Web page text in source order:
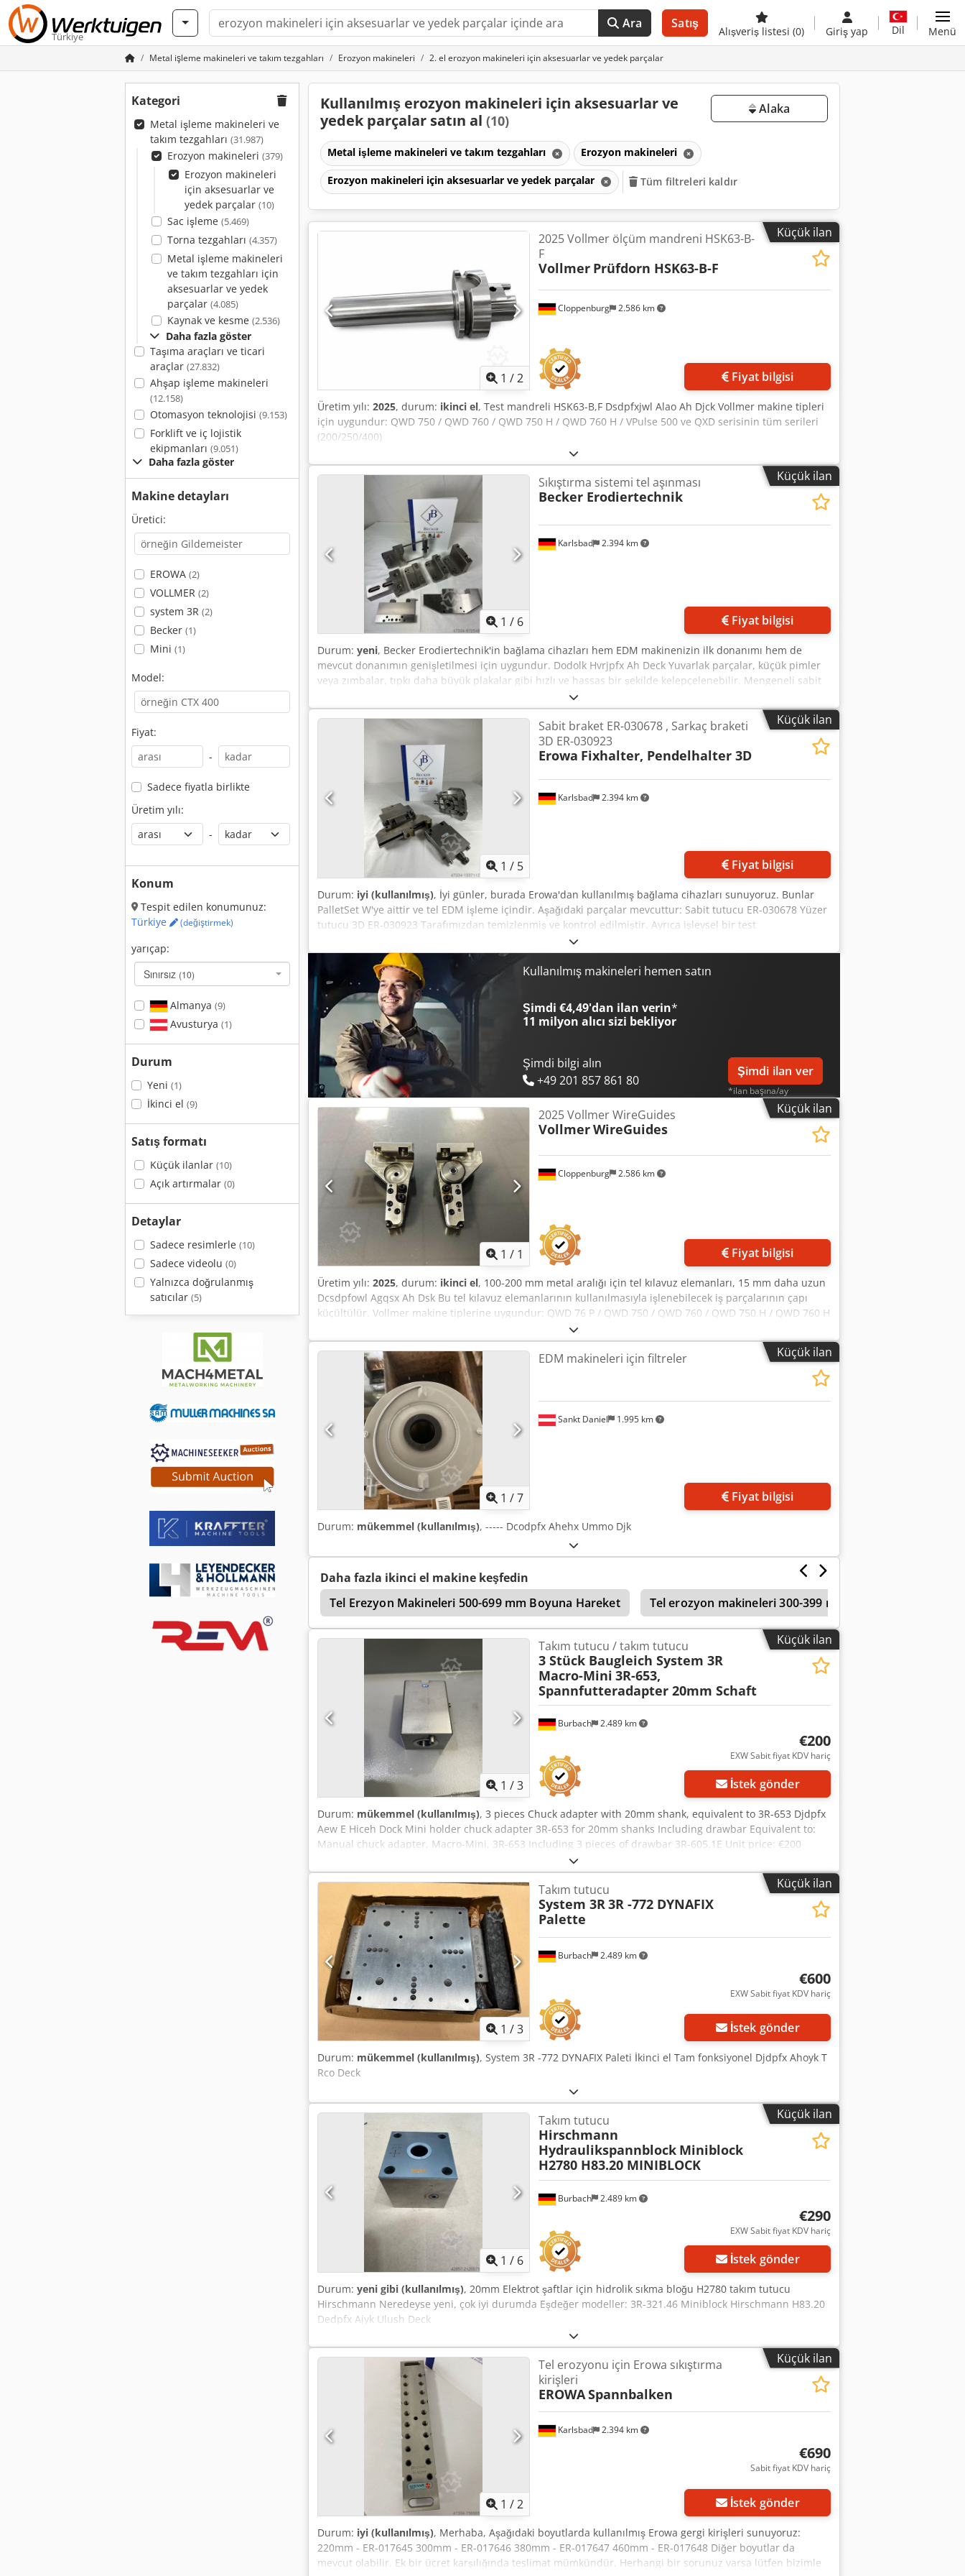
Türkiye
Ara Satış
Alışveriş listesi (0) Giriş yap Dil Menü
Metal işleme makineleri ve takım tezgahları Erozyon makineleri 2. el erozyon makineleri için aksesuarlar ve yedek parçalar
Kategori
Metal işleme makineleri ve
takım tezgahları (31.987)
Erozyon makineleri (379)
Erozyon makineleri
için aksesuarlar ve
yedek parçalar (10)
Sac işleme (5.469)
Torna tezgahları (4.357)
Metal işleme makineleri
ve takım tezgahları için
aksesuarlar ve yedek
parçalar (4.085)
Kaynak ve kesme (2.536)
Daha fazla göster
Taşıma araçları ve ticari
araçlar (27.832)
Ahşap işleme makineleri
(12.158)
Otomasyon teknolojisi (9.153)
Forklift ve iç lojistik
ekipmanları (9.051)
Daha fazla göster
Makine detayları
Üretici:
EROWA (2)
VOLLMER (2)
system 3R (2)
Becker (1)
Mini (1)
Model:
Fiyat:
-
Sadece fiyatla birlikte
Üretim yılı:
-
Konum
Tespit edilen konumunuz:
Türkiye
(değiştirmek)
yarıçap:
Sınırsız (10)
Almanya (9)
Avusturya (1)
Durum
Yeni (1)
İkinci el (9)
Satış formatı
Küçük ilanlar (10)
Açık artırmalar (0)
Detaylar
Sadece resimlerle (10)
Sadece videolu (0)
Yalnızca doğrulanmış
satıcılar (5)
Kullanılmış erozyon makineleri için aksesuarlar ve
yedek parçalar satın al (10)
Alaka
Metal işleme makineleri ve takım tezgahları Erozyon makineleri
Erozyon makineleri için aksesuarlar ve yedek parçalar Tüm filtreleri kaldır
Küçük ilan
1 /2
Cloppenburg 2.586 km
2025 Vollmer ölçüm mandreni HSK63-B-
F
Vollmer Prüfdorn HSK63-B-F
Fiyat bilgisi
Üretim yılı: 2025, durum: ikinci el, Test mandreli HSK63-B,F Dsdpfxjwl Alao Ah Djck Vollmer makine tipleri
için uygundur: QWD 750 / QWD 760 / QWD 750 H / QWD 760 H / VPulse 500 ve QXD serisinin tüm serileri
(200/250/400)
Küçük ilan
1 / 6
Karlsbad 2.394 km
Sıkıştırma sistemi tel aşınması
Becker Erodiertechnik
Fiyat bilgisi
Durum: yeni, Becker Erodiertechnik'in bağlama cihazları hem EDM makinenizin ilk donanımı hem de
mevcut donanımın genişletilmesi için uygundur. Dodolk Hvrjpfx Ah Deck Yuvarlak parçalar, küçük pimler
veya zımbalar, tıpkı daha büyük plakalar gibi hızlı ve hassas bir şekilde kelepçelenebilir. Mengeneli sabit
tutucudan sarkaç fonksiyonlu bağlama kirişine kadar her şeyi Karlsbad'daki tesisimizde kendimiz
üretiyoruz. Diğer arayüzlere veya sistemlere uyarlamalar mümkündür. Ürünlerimizi paslanmaz çelikten
üretiyor ve sertleştiriyoruz. Herhangi bir sorunuz varsa veya teknik yardıma ihtiyacınız varsa lütfen bizimle
iletişime geçmekten çekinmeyin.
Küçük ilan
1 / 5
Karlsbad 2.394 km
Sabit braket ER-030678 , Sarkaç braketi
3D ER-030923
Erowa Fixhalter, Pendelhalter 3D
Fiyat bilgisi
Durum: iyi (kullanılmış), İyi günler, burada Erowa'dan kullanılmış bağlama cihazları sunuyoruz. Bunlar
PalletSet W'ye aittir ve tel EDM işleme içindir. Aşağıdaki parçalar mevcuttur: Sabit tutucu ER-030678 Yüzer
tutucu 3D ER-030923 Tarafımızdan temizlenmiş ve kontrol edilmiştir. Ayrıca işlevsel bir test
gerçekleştirilmiştir. Sıkıştırma cihazlarında hafif kullanım izleri vardır ve teknik olarak çok iyi durumdadır.
Bireysel kabul de mümkündür. Yedek parçalar mevcuttur. Herhangi bir sorunuz mu var? O zaman
hizmetinizdeyiz. Dsdep Eb Dvepfx Ah Deck
Kullanılmış makineleri hemen satın
Şimdi €4,49'dan ilan verin*
11 milyon alıcı sizi bekliyor
Şimdi bilgi alın
+49 201 857 861 80
Şimdi ilan ver
*ilan başına/ay
Küçük ilan
1 / 1
Cloppenburg 2.586 km
2025 Vollmer WireGuides
VollmerWireGuides
Fiyat bilgisi
Üretim yılı: 2025, durum: ikinci el, 100-200 mm metal aralığı için tel kılavuz elemanları, 15 mm daha uzun
Dcsdpfowl Agqsx Ah Dsk Bu tel kılavuz elemanlarının kullanılmasıyla işlenebilecek iş parçalarının çapı
küçültülür. Vollmer makine tiplerine uygundur: QWD 76 P / QWD 750 / QWD 760 / QWD 750 H / QWD 760 H
Küçük ilan
1 /7
Sankt Daniel 1.995 km
EDM makineleri için filtreler
Fiyat bilgisi
Durum: mükemmel (kullanılmış), ----- Dcodpfx Ahehx Ummo Djk
Daha fazla ikinci el makine keşfedin
Tel Erezyon Makineleri 500-699 mm Boyuna Hareket
Tel erozyon makineleri 300-399 mm boyuna hareketli
Küçük ilan
1 /3
Burbach 2.489 km
Takım tutucu / takım tutucu
3 Stück Baugleich System 3R
Macro-Mini 3R-653,
Spannfutteradapter 20mm Schaft
€200
EXW Sabit fiyat KDV hariç
İstek gönder
Durum: mükemmel (kullanılmış), 3 pieces Chuck adapter with 20mm shank, equivalent to 3R-653 Djdpfx
Aew E Hiceh Dock Mini holder chuck adapter 3R-653 for 20mm shanks Including drawbar Equivalent to:
Manual chuck adapter, Macro-Mini, 3R-653 Including 3 pieces of drawbar 3R-605.1E Unit price: €200
Küçük ilan
1 /3
Burbach 2.489 km
Takım tutucu
System 3R3R -772 DYNAFIX
Palette
€600
EXW Sabit fiyat KDV hariç
İstek gönder
Durum: mükemmel (kullanılmış), System 3R -772 DYNAFIX Paleti İkinci el Tam fonksiyonel Djdpfx Ahoyk T
Rco Deck
Küçük ilan
1 / 6
Burbach 2.489 km
Takım tutucu
Hirschmann
Hydraulikspannblock Miniblock
H2780 H83.20 MINIBLOCK
€290
EXW Sabit fiyat KDV hariç
İstek gönder
Durum: yeni gibi (kullanılmış), 20mm Elektrot şaftlar için hidrolik sıkma bloğu H2780 takım tutucu
Hirschmann Neredeyse yeni, çok iyi durumda Eşdeğer modeller: 3R-321.46 Miniblock Hirschmann H83.20
Dedpfx Ajyk Ulush Deck
Küçük ilan
Daha fazla fotoğraf
1 /2
Karlsbad 2.394 km
Tel erozyonu için Erowa sıkıştırma
kirişleri
EROWASpannbalken
€690
Sabit fiyat KDV hariç
İstek gönder
Durum: iyi (kullanılmış), Merhaba, Aşağıdaki boyutlarda kullanılmış Erowa gergi kirişleri sunuyoruz:
220mm - ER-017645 300mm - ER-017646 380mm - ER-017647 460mm - ER-017648 Diğer boyutlar da
mevcut olabilir. Ek bir ücret karşılığında teslimat mümkündür. Herhangi bir sorunuz varsa lütfen bizimle